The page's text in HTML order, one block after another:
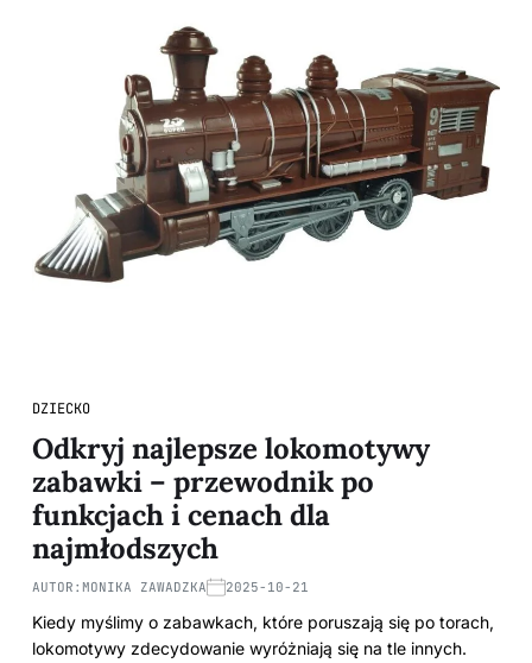
DZIECKO
Odkryj najlepsze lokomotywy
zabawki – przewodnik po
funkcjach i cenach dla
najmłodszych
AUTOR: MONIKA ZAWADZKA 2025-10-21
Kiedy myślimy o zabawkach, które poruszają się po torach,
lokomotywy zdecydowanie wyróżniają się na tle innych.